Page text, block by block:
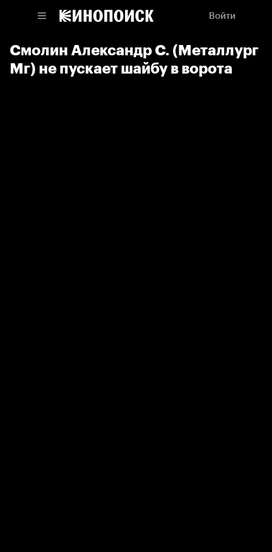
Войти
Смолин Александр С. (Металлург
Мг) не пускает шайбу в ворота